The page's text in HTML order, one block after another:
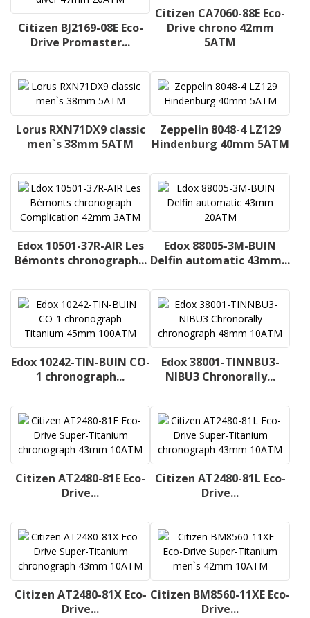
Citizen BJ2169-08E Eco-
Drive Promaster...
Citizen CA7060-88E Eco-
Drive chrono 42mm
5ATM
Lorus RXN71DX9 classic
men`s 38mm 5ATM
Zeppelin 8048-4 LZ129
Hindenburg 40mm 5ATM
Edox 10501-37R-AIR Les
Bémonts chronograph...
Edox 88005-3M-BUIN
Delfin automatic 43mm...
Edox 10242-TIN-BUIN CO-
1 chronograph...
Edox 38001-TINNBU3-
NIBU3 Chronorally...
Citizen AT2480-81E Eco-
Drive...
Citizen AT2480-81L Eco-
Drive...
Citizen AT2480-81X Eco-
Drive...
Citizen BM8560-11XE Eco-
Drive...